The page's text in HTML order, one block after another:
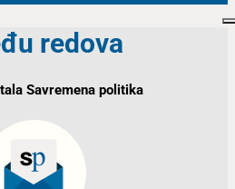
redova
Savremena politika